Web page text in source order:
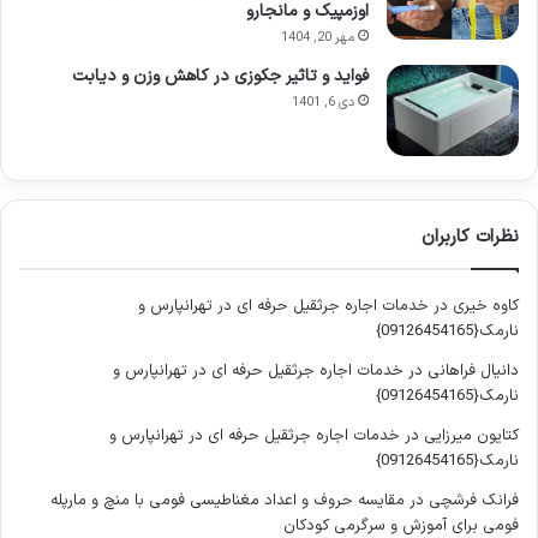
ارائه می‌کند تا انتخابی آگاهانه و مؤثر داشته باشید.
مکمل‌های چربی‌سوز چیست و چگونه
عمل می‌کنند؟
مکمل‌های چربی‌سوز، محصولاتی هستند که با هدف افزایش سوخت
و ساز بدن، کاهش ذخایر چربی و افزایش انرژی تولید می‌شوند. این
مکمل‌ها می‌توانند به شکل کپسول، پودر یا نوشیدنی آماده مصرف
شوند و ترکیبی از مواد فعال، ویتامین‌ها و عصاره‌های گیاهی را شامل
می‌شوند.
بدون کاهش عضله، میزان چربی بدن خود را کاهش دهند و انرژی
اوزمپیک و مانجارو
مهر 20, 1404
فواید و تاثیر جکوزی در کاهش وزن و دیابت
دی 6, 1401
نظرات کاربران
کاوه خیری در خدمات اجاره جرثقیل حرفه ای در تهرانپارس و
نارمک{09126454165}
دانیال فراهانی در خدمات اجاره جرثقیل حرفه ای در تهرانپارس و
نارمک{09126454165}
کتایون میرزایی در خدمات اجاره جرثقیل حرفه ای در تهرانپارس و
نارمک{09126454165}
فرانک فرشچی در مقایسه حروف و اعداد مغناطیسی فومی با منچ و مارپله
فومی برای آموزش و سرگرمی کودکان